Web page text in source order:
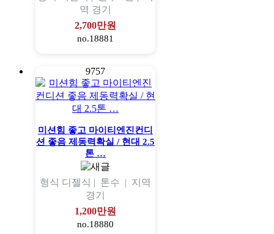
역 경기
2,700만원
no.18881
9757
미션힘 좋고 마이티엔진컨디
션 좋음 제동력확실 / 현대 2.5
톤 …
형식 디젤식 | 톤수 | 지역
경기
1,200만원
no.18880